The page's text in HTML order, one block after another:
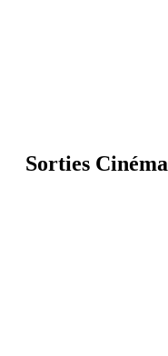
Sorties Cinéma